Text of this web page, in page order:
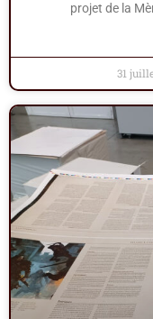
projet de la
31